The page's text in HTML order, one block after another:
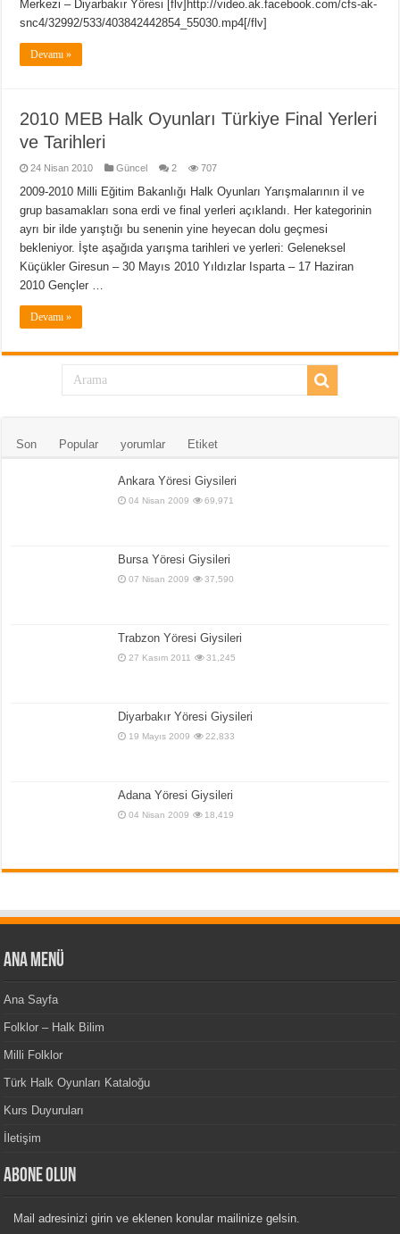
Merkezi – Diyarbakır Yöresi [flv]http://video.ak.facebook.com/cfs-ak-
snc4/32992/533/403842442854_55030.mp4[/flv]
Devamı »
2010 MEB Halk Oyunları Türkiye Final Yerleri
ve Tarihleri
24 Nisan 2010 Güncel 2 707
2009-2010 Milli Eğitim Bakanlığı Halk Oyunları Yarışmalarının il ve
grup basamakları sona erdi ve final yerleri açıklandı. Her kategorinin
ayrı bir ilde yarıştığı bu senenin yine heyecan dolu geçmesi
bekleniyor. İşte aşağıda yarışma tarihleri ve yerleri: Geleneksel
Küçükler Giresun – 30 Mayıs 2010 Yıldızlar Isparta – 17 Haziran
2010 Gençler …
Devamı »
Son Popular yorumlar Etiket
Ankara Yöresi Giysileri
04 Nisan 2009 69,971
Bursa Yöresi Giysileri
07 Nisan 2009 37,590
Trabzon Yöresi Giysileri
27 Kasım 2011 31,245
Diyarbakır Yöresi Giysileri
19 Mayıs 2009 22,833
Adana Yöresi Giysileri
04 Nisan 2009 18,419
Ana Menü
Ana Sayfa
Folklor – Halk Bilim
Milli Folklor
Türk Halk Oyunları Kataloğu
Kurs Duyuruları
İletişim
Abone Olun
Mail adresinizi girin ve eklenen konular mailinize gelsin.